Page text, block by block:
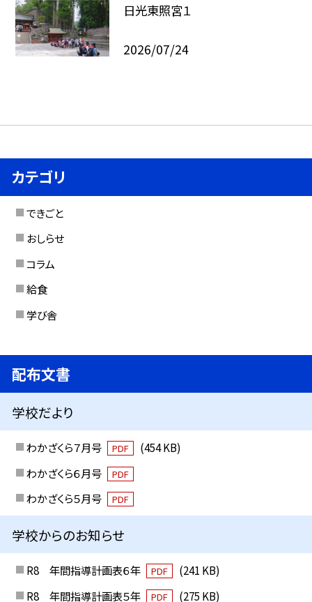
日光東照宮１
2026/07/24
カテゴリ
できごと
おしらせ
コラム
給食
学び舎
配布文書
学校だより
わかざくら７月号 PDF
(454 KB)
わかざくら６月号
PDF
わかざくら５月号 PDF
学校からのお知らせ
R8 年間指導計画表６年 PDF
(241 KB)
R8 年間指導計画表５年
PDF (275 KB)